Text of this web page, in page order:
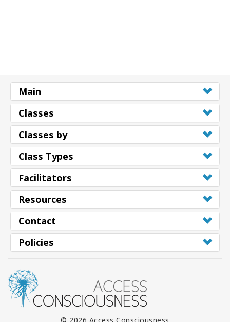
Main
Classes
Classes by
Class Types
Facilitators
Resources
Contact
Policies